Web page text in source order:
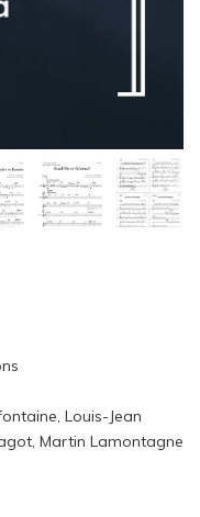
Louis-Jean
Martin Lamontagne